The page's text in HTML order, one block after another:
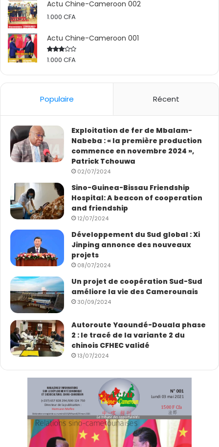
Actu Chine-Cameroon 002
1.000 CFA
Actu Chine-Cameroon 001
Rated
1.000 CFA
Populaire Récent
Exploitation de fer de Mbalam-
Nabeba : « la première production
commence en novembre 2024 »,
Patrick Tchouwa
02/07/2024
Sino-Guinea-Bissau Friendship
Hospital: A beacon of cooperation
and friendship
12/07/2024
Développement du Sud global : Xi
Jinping annonce des nouveaux
projets
08/07/2024
Un projet de coopération Sud-Sud
améliore la vie des Camerounais
30/09/2024
Autoroute Yaoundé-Douala phase
2 : le tracé de la variante 2 du
chinois CFHEC validé
13/07/2024